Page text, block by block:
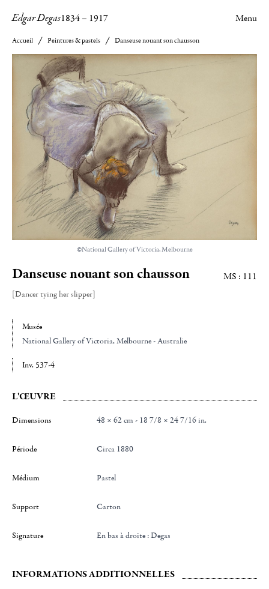
Edgar Degas1834– 1917 Menu
Accueil Peintures & pastels Danseuse nouant son chausson
©National Gallery of Victoria, Melbourne
Danseuse nouant son chausson
[Dancer tying her slipper]
MS : 111
Musée
National Gallery of Victoria, Melbourne - Australie
Inv. 537-4
L'ŒUVRE
Dimensions 48 × 62 cm - 18 7/8 × 24 7/16 in.
Période Circa 1880
Médium Pastel
Support Carton
Signature en bas à droite : Degas
INFORMATIONS ADDITIONNELLES